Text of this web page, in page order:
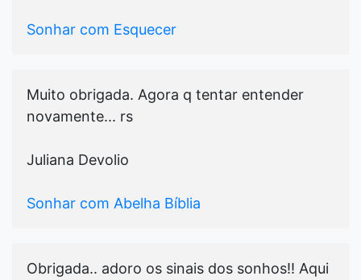
Sonhar com Esquecer
Muito obrigada. Agora q tentar entender
novamente... rs
Juliana Devolio
Sonhar com Abelha Bíblia
Obrigada.. adoro os sinais dos sonhos!! Aqui